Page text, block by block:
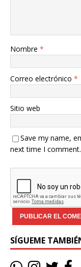
Nombre *
Correo electrónico *
Sitio web
Save my name,
next time I comment.
SÍGUEME